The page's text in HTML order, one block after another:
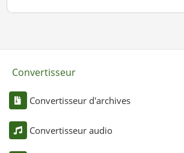
Convertisseur
Convertisseur d'archives
Convertisseur audio